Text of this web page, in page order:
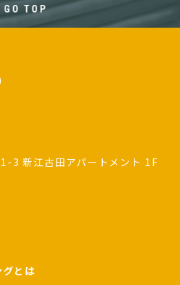
GO TOP
3 新江古田アパートメント 1F
とは